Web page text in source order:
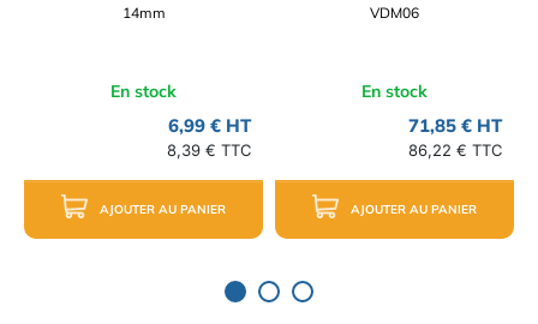
14mm
En stock
6,99 € HT
8,39 € TTC
AJOUTER AU PANIER
VDM06
En stock
71,85 € HT
86,22 € TTC
AJOUTER AU PANIER